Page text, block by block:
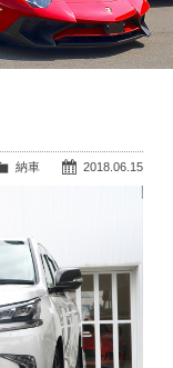
2018.06.15
納車